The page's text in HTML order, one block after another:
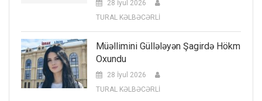
28 İyul 2026
TURAL KƏLBƏCƏRLİ
Müəllimini Güllələyən Şagirdə Hökm
Oxundu
28 İyul 2026
TURAL KƏLBƏCƏRLİ